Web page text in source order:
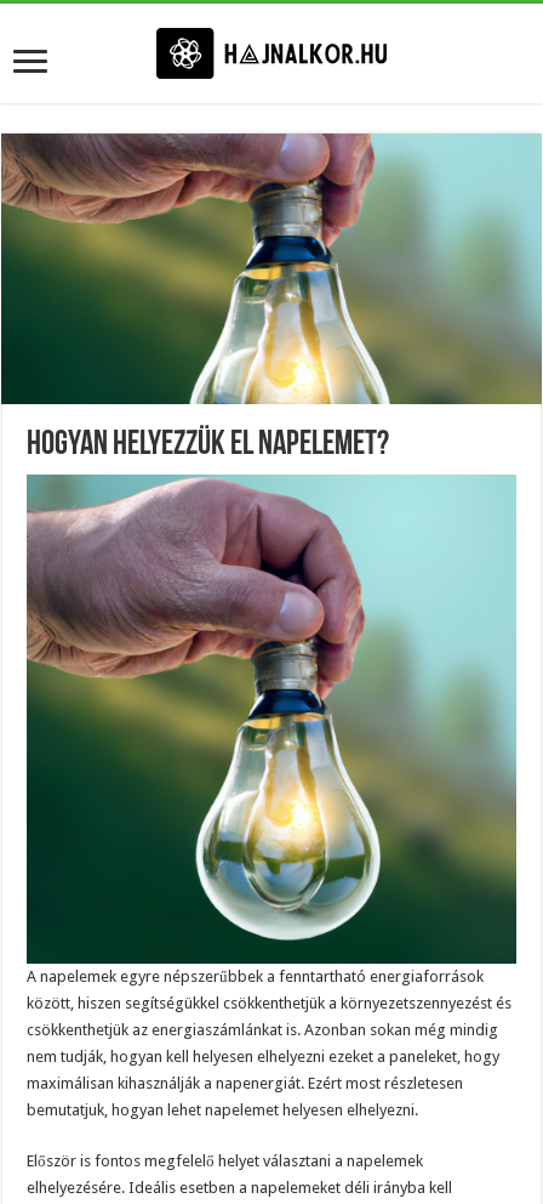
Hogyan Helyezzük El Napelemet?
A napelemek egyre népszerűbbek a fenntartható energiaforrások
között, hiszen segítségükkel csökkenthetjük a környezetszennyezést és
csökkenthetjük az energiaszámlánkat is. Azonban sokan még mindig
nem tudják, hogyan kell helyesen elhelyezni ezeket a paneleket, hogy
maximálisan kihasználják a napenergiát. Ezért most részletesen
bemutatjuk, hogyan lehet napelemet helyesen elhelyezni.
Először is fontos megfelelő helyet választani a napelemek
elhelyezésére. Ideális esetben a napelemeket déli irányba kell